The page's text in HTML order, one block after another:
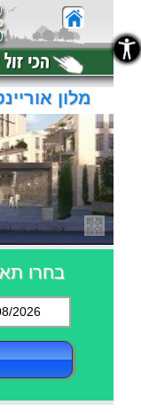
מלון
בחרו
2026
נגישות
נגישות